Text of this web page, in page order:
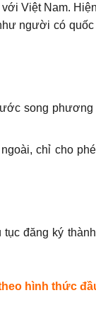
Việt Nam.
người có quốc
song phương
chỉ cho
đăng ký
hình thức